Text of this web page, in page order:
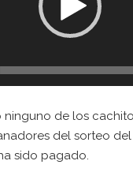
ninguno de los
del sorteo
sido pagado.